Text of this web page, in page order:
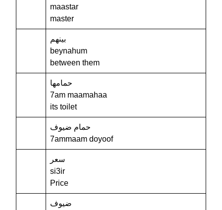
maastar
master
بينهم
beynahum
between them
حمامها
7am maamahaa
its toilet
حمام ضيوف
7ammaam doyoof
سعر
si3ir
Price
ضيوف